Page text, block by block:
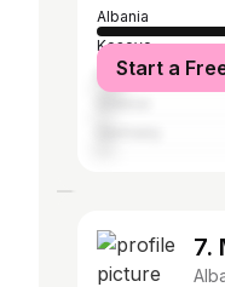
Albania
Kosovo
ItalyStart a
7.